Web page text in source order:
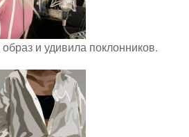
и удивила поклонников.